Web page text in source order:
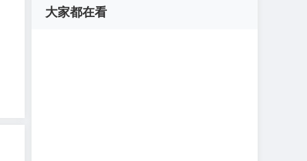
大家都在看